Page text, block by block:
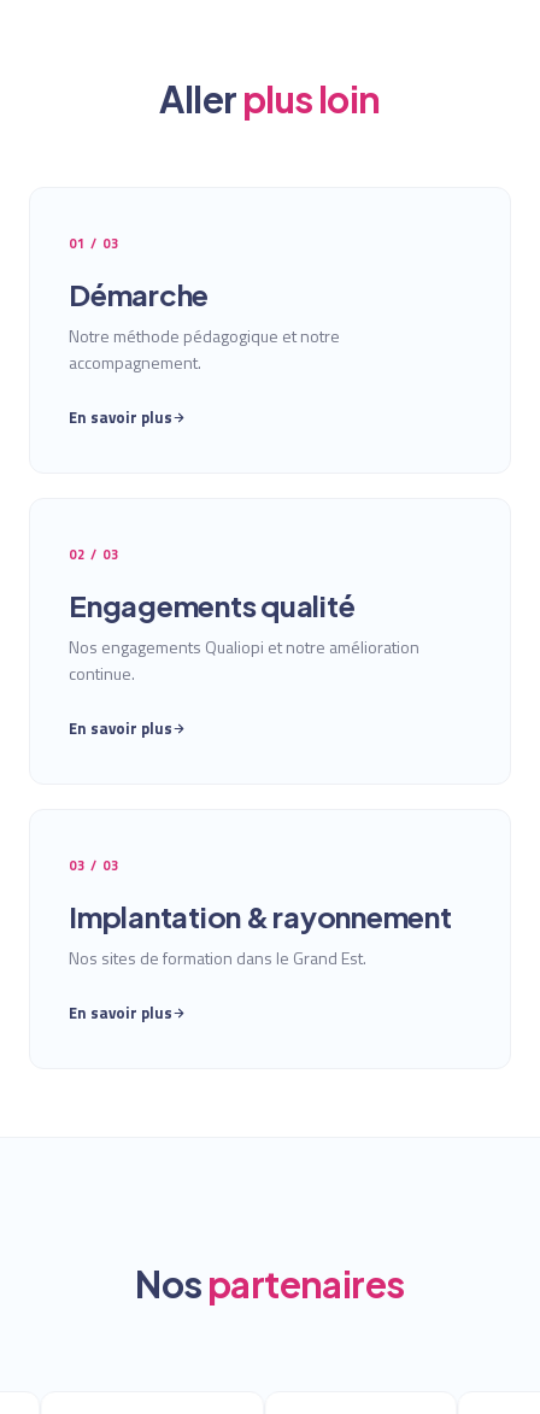
Allerplus loin
01 / 03
Démarche
Notre méthode pédagogique et notre
accompagnement.
En savoir plus
02 / 03
Engagements qualité
Nos engagements Qualiopi et notre amélioration
continue.
En savoir plus
03 / 03
Implantation & rayonnement
Nos sites de formation dans le Grand Est.
En savoir plus
Nospartenaires